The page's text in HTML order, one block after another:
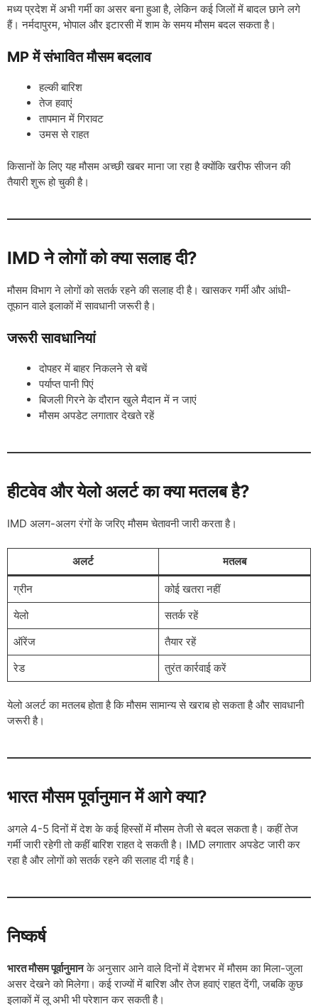
मध्य प्रदेश में अभी गर्मी का असर बना हुआ है, लेकिन कई जिलों में बादल छाने लगे
हैं। नर्मदापुरम, भोपाल और इटारसी में शाम के समय मौसम बदल सकता है।
MP में संभावित मौसम बदलाव
हल्की बारिश
तेज हवाएं
तापमान में गिरावट
उमस से राहत
किसानों के लिए यह मौसम अच्छी खबर माना जा रहा है क्योंकि खरीफ सीजन की
तैयारी शुरू हो चुकी है।
IMD ने लोगों को क्या सलाह दी?
मौसम विभाग ने लोगों को सतर्क रहने की सलाह दी है। खासकर गर्मी और आंधी-
तूफान वाले इलाकों में सावधानी जरूरी है।
जरूरी सावधानियां
दोपहर में बाहर निकलने से बचें
पर्याप्त पानी पिएं
बिजली गिरने के दौरान खुले मैदान में न जाएं
मौसम अपडेट लगातार देखते रहें
हीटवेव और येलो अलर्ट का क्या मतलब है?
IMD अलग-अलग रंगों के जरिए मौसम चेतावनी जारी करता है।
अलर्ट मतलब
ग्रीन
कोई खतरा नहीं
येलो
सतर्क रहें
ऑरेंज
तैयार रहें
रेड
तुरंत कार्रवाई करें
येलो अलर्ट का मतलब होता है कि मौसम सामान्य से खराब हो सकता है और सावधानी
जरूरी है।
भारत मौसम पूर्वानुमान में आगे क्या?
अगले 4-5 दिनों में देश के कई हिस्सों में मौसम तेजी से बदल सकता है। कहीं तेज
गर्मी जारी रहेगी तो कहीं बारिश राहत दे सकती है। IMD लगातार अपडेट जारी कर
रहा है और लोगों को सतर्क रहने की सलाह दी गई है।
निष्कर्ष
भारत मौसम पूर्वानुमानके अनुसार आने वाले दिनों में देशभर में मौसम का मिला-जुला
असर देखने को मिलेगा। कई राज्यों में बारिश और तेज हवाएं राहत देंगी, जबकि कुछ
इलाकों में लू अभी भी परेशान कर सकती है।